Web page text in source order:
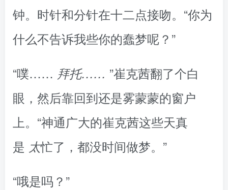
钟。时针和分针在十二点接吻。“你为
什么不告诉我些你的蠢梦呢？”
“噗…… 拜托…… ”崔克茜翻了个白
眼，然后靠回到还是雾蒙蒙的窗户
上。“神通广大的崔克茜这些天真
是 太忙了，都没时间做梦。”
“哦是吗？”